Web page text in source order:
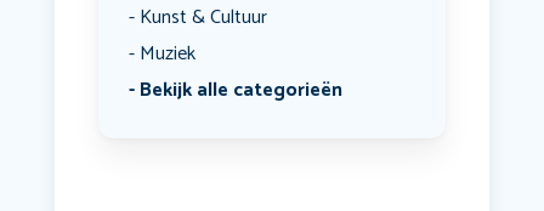
Kunst & Cultuur
Muziek
Bekijk alle categorieën